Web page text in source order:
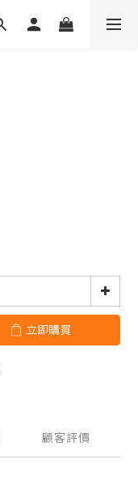
立即購買
顧客評價